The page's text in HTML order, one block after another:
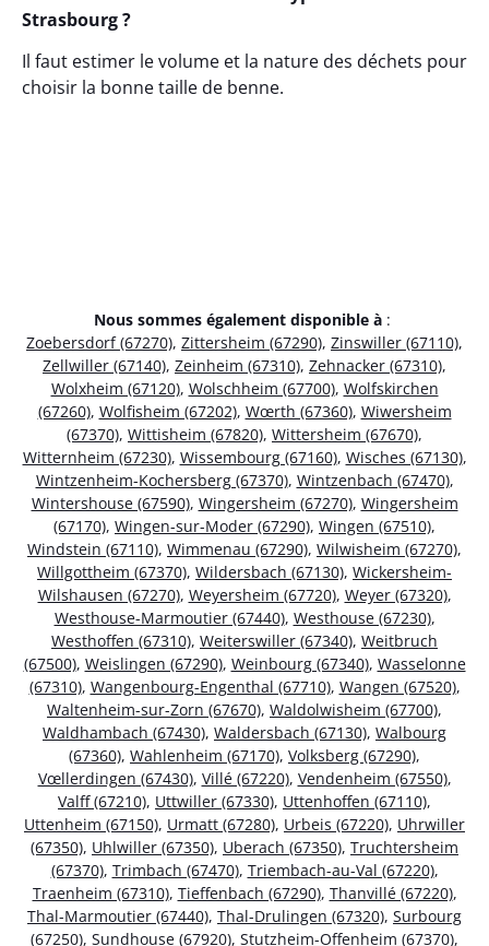
Strasbourg ?
Il faut estimer le volume et la nature des déchets pour
choisir la bonne taille de benne.
Nous sommes également disponible à :
Zoebersdorf (67270), Zittersheim (67290), Zinswiller (67110),
Zellwiller (67140), Zeinheim (67310), Zehnacker (67310),
Wolxheim (67120), Wolschheim (67700), Wolfskirchen
(67260), Wolfisheim (67202), Wœrth (67360), Wiwersheim
(67370), Wittisheim (67820), Wittersheim (67670),
Witternheim (67230), Wissembourg (67160), Wisches (67130),
Wintzenheim-Kochersberg (67370), Wintzenbach (67470),
Wintershouse (67590), Wingersheim (67270), Wingersheim
(67170), Wingen-sur-Moder (67290), Wingen (67510),
Windstein (67110), Wimmenau (67290), Wilwisheim (67270),
Willgottheim (67370), Wildersbach (67130), Wickersheim-
Wilshausen (67270), Weyersheim (67720), Weyer (67320),
Westhouse-Marmoutier (67440), Westhouse (67230),
Westhoffen (67310), Weiterswiller (67340), Weitbruch
(67500), Weislingen (67290), Weinbourg (67340), Wasselonne
(67310), Wangenbourg-Engenthal (67710), Wangen (67520),
Waltenheim-sur-Zorn (67670), Waldolwisheim (67700),
Waldhambach (67430), Waldersbach (67130), Walbourg
(67360), Wahlenheim (67170), Volksberg (67290),
Vœllerdingen (67430), Villé (67220), Vendenheim (67550),
Valff (67210), Uttwiller (67330), Uttenhoffen (67110),
Uttenheim (67150), Urmatt (67280), Urbeis (67220), Uhrwiller
(67350), Uhlwiller (67350), Uberach (67350), Truchtersheim
(67370), Trimbach (67470), Triembach-au-Val (67220),
Traenheim (67310), Tieffenbach (67290), Thanvillé (67220),
Thal-Marmoutier (67440), Thal-Drulingen (67320), Surbourg
(67250), Sundhouse (67920), Stutzheim-Offenheim (67370),